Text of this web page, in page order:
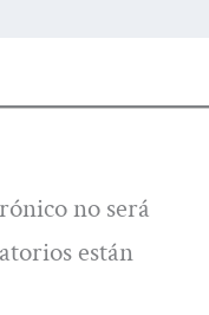
no será
están